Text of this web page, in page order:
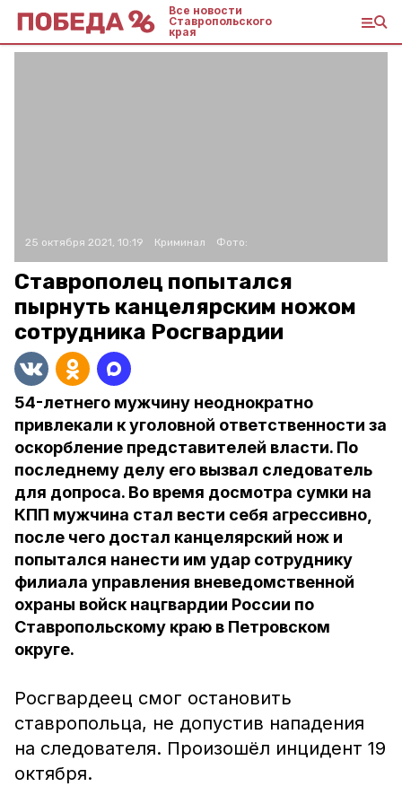
Все новости
Ставропольского
края
25 октября 2021, 10:19 Криминал Фото:
Ставрополец попытался
пырнуть канцелярским ножом
сотрудника Росгвардии
54-летнего мужчину неоднократно
привлекали к уголовной ответственности за
оскорбление представителей власти. По
последнему делу его вызвал следователь
для допроса. Во время досмотра сумки на
КПП мужчина стал вести себя агрессивно,
после чего достал канцелярский нож и
попытался нанести им удар сотруднику
филиала управления вневедомственной
охраны войск нацгвардии России по
Ставропольскому краю в Петровском
округе.
Росгвардеец смог остановить
ставропольца, не допустив нападения
на следователя. Произошёл инцидент 19
октября.